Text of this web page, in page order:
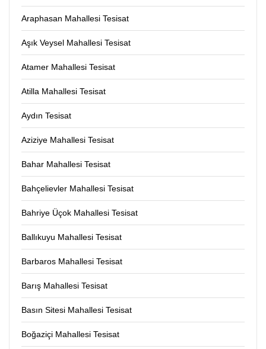
Araphasan Mahallesi Tesisat
Aşık Veysel Mahallesi Tesisat
Atamer Mahallesi Tesisat
Atilla Mahallesi Tesisat
Aydın Tesisat
Aziziye Mahallesi Tesisat
Bahar Mahallesi Tesisat
Bahçelievler Mahallesi Tesisat
Bahriye Üçok Mahallesi Tesisat
Ballıkuyu Mahallesi Tesisat
Barbaros Mahallesi Tesisat
Barış Mahallesi Tesisat
Basın Sitesi Mahallesi Tesisat
Boğaziçi Mahallesi Tesisat